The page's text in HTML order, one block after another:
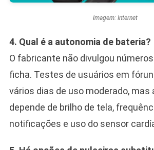
Imagem: Internet
4. Qual é a autonomia de bateria?
O fabricante não divulgou
ficha. Testes de usuários em
vários dias de uso moderado, mas
depende de brilho de tela,
notificações e uso do sensor